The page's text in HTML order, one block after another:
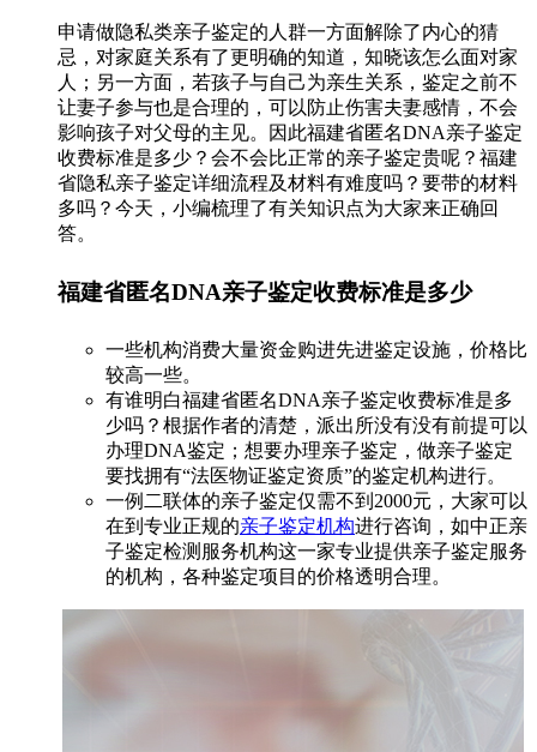
申请做隐私类亲子鉴定的人群一方面解除了内心的猜
忌，对家庭关系有了更明确的知道，知晓该怎么面对家
人；另一方面，若孩子与自己为亲生关系，鉴定之前不
让妻子参与也是合理的，可以防止伤害夫妻感情，不会
影响孩子对父母的主见。因此福建省匿名DNA亲子鉴定
收费标准是多少？会不会比正常的亲子鉴定贵呢？福建
省隐私亲子鉴定详细流程及材料有难度吗？要带的材料
多吗？今天，小编梳理了有关知识点为大家来正确回
答。
福建省匿名DNA亲子鉴定收费标准是多少
一些机构消费大量资金购进先进鉴定设施，价格比
较高一些。
有谁明白福建省匿名DNA亲子鉴定收费标准是多
少吗？根据作者的清楚，派出所没有没有前提可以
办理DNA鉴定；想要办理亲子鉴定，做亲子鉴定
要找拥有“法医物证鉴定资质”的鉴定机构进行。
一例二联体的亲子鉴定仅需不到2000元，大家可以
在到专业正规的亲子鉴定机构进行咨询，如中正亲
子鉴定检测服务机构这一家专业提供亲子鉴定服务
的机构，各种鉴定项目的价格透明合理。